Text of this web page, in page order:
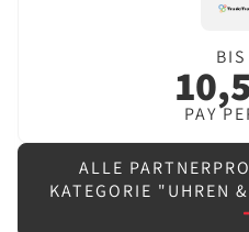
PAY
ALLE
KATEGORIE "UHREN